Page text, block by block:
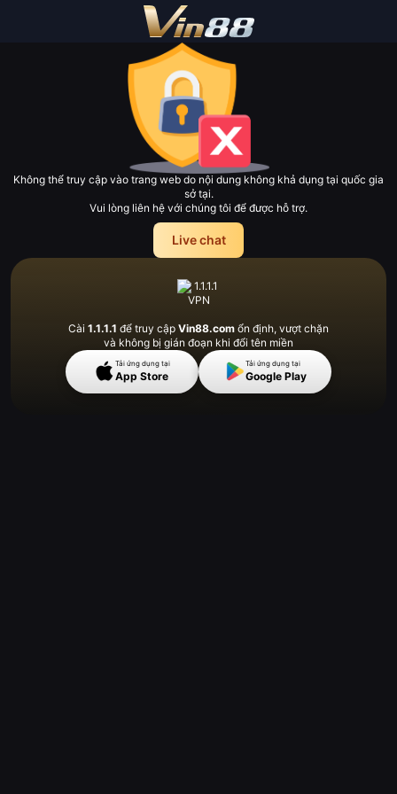
Không thể truy cập vào trang web do nội dung không khả dụng tại quốc gia
sở tại.
Vui lòng liên hệ với chúng tôi để được hỗ trợ.
Live chat
Cài 1.1.1.1 để truy cập Vin88.com ổn định, vượt chặn
và không bị gián đoạn khi đổi tên miền
Tải ứng dụng tại
App Store
Tải ứng dụng tại
Google Play